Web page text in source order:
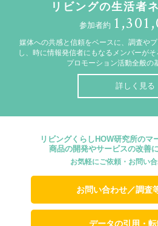
リビングの生活者
参加者約
媒体への共感と信頼をベースに、調査や
し、時に情報発信者にもなるメンバーがそ
プロモーション活動全般の
詳しく見る
リビングくらしHOW研究所のマ
商品の開発やサービスの改善
お気軽にご依頼・お問い
お問い合わせ／調査
データの引用・